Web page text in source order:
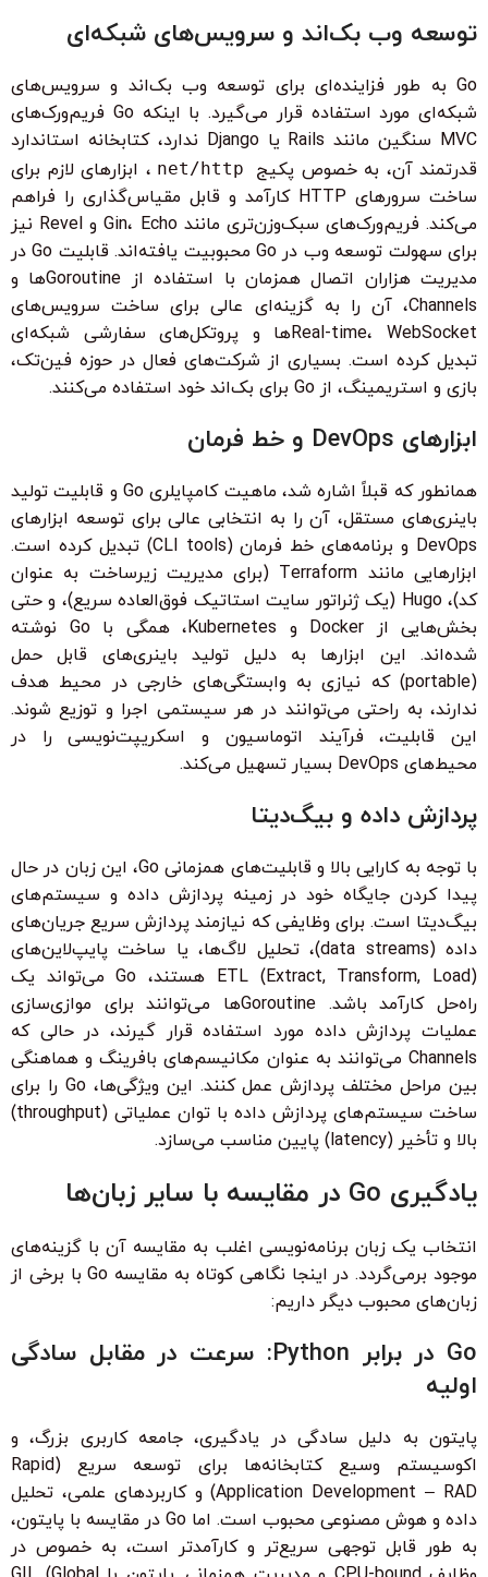
توسعه وب بک‌اند و سرویس‌های شبکه‌ای
Go به طور فزاینده‌ای برای توسعه وب بک‌اند و سرویس‌های
شبکه‌ای مورد استفاده قرار می‌گیرد. با اینکه Go فریم‌ورک‌های
MVC سنگین مانند Rails یا Django ندارد، کتابخانه استاندارد
قدرتمند آن، به خصوص پکیج
net/http ، ابزارهای لازم برای
ساخت سرورهای HTTP کارآمد و قابل مقیاس‌گذاری را فراهم
می‌کند. فریم‌ورک‌های سبک‌وزن‌تری مانند Gin، Echo و Revel نیز
برای سهولت توسعه وب در Go محبوبیت یافته‌اند. قابلیت Go در
مدیریت هزاران اتصال همزمان با استفاده از Goroutineها و
Channels، آن را به گزینه‌ای عالی برای ساخت سرویس‌های
Real-time، WebSocketها و پروتکل‌های سفارشی شبکه‌ای
تبدیل کرده است. بسیاری از شرکت‌های فعال در حوزه فین‌تک،
بازی و استریمینگ، از Go برای بک‌اند خود استفاده می‌کنند.
ابزارهای DevOps و خط فرمان
همانطور که قبلاً اشاره شد، ماهیت کامپایلری Go و قابلیت تولید
باینری‌های مستقل، آن را به انتخابی عالی برای توسعه ابزارهای
DevOps و برنامه‌های خط فرمان (CLI tools) تبدیل کرده است.
ابزارهایی مانند Terraform (برای مدیریت زیرساخت به عنوان
کد)، Hugo (یک ژنراتور سایت استاتیک فوق‌العاده سریع)، و حتی
بخش‌هایی از Docker و Kubernetes، همگی با Go نوشته
شده‌اند. این ابزارها به دلیل تولید باینری‌های قابل حمل
(portable) که نیازی به وابستگی‌های خارجی در محیط هدف
ندارند، به راحتی می‌توانند در هر سیستمی اجرا و توزیع شوند.
این قابلیت، فرآیند اتوماسیون و اسکریپت‌نویسی را در
محیط‌های DevOps بسیار تسهیل می‌کند.
پردازش داده و بیگ‌دیتا
با توجه به کارایی بالا و قابلیت‌های همزمانی Go، این زبان در حال
پیدا کردن جایگاه خود در زمینه پردازش داده و سیستم‌های
بیگ‌دیتا است. برای وظایفی که نیازمند پردازش سریع جریان‌های
داده (data streams)، تحلیل لاگ‌ها، یا ساخت پایپ‌لاین‌های
ETL (Extract, Transform, Load) هستند، Go می‌تواند یک
راه‌حل کارآمد باشد. Goroutineها می‌توانند برای موازی‌سازی
عملیات پردازش داده مورد استفاده قرار گیرند، در حالی که
Channels می‌توانند به عنوان مکانیسم‌های بافرینگ و هماهنگی
بین مراحل مختلف پردازش عمل کنند. این ویژگی‌ها، Go را برای
ساخت سیستم‌های پردازش داده با توان عملیاتی (throughput)
بالا و تأخیر (latency) پایین مناسب می‌سازد.
یادگیری Go در مقایسه با سایر زبان‌ها
انتخاب یک زبان برنامه‌نویسی اغلب به مقایسه آن با گزینه‌های
موجود برمی‌گردد. در اینجا نگاهی کوتاه به مقایسه Go با برخی از
زبان‌های محبوب دیگر داریم:
Go در برابر Python: سرعت در مقابل سادگی
اولیه
پایتون به دلیل سادگی در یادگیری، جامعه کاربری بزرگ، و
اکوسیستم وسیع کتابخانه‌ها برای توسعه سریع (Rapid
Application Development – RAD) و کاربردهای علمی، تحلیل
داده و هوش مصنوعی محبوب است. اما Go در مقایسه با پایتون،
به طور قابل توجهی سریع‌تر و کارآمدتر است، به خصوص در